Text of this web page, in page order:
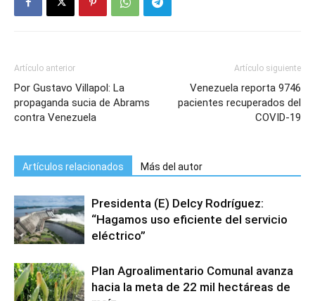
Artículo anterior
Por Gustavo Villapol: La
propaganda sucia de Abrams
contra Venezuela
Artículo siguiente
Venezuela reporta 9746
pacientes recuperados del
COVID-19
Artículos relacionados Más del autor
Presidenta (E) Delcy Rodríguez:
“Hagamos uso eficiente del servicio
eléctrico”
Plan Agroalimentario Comunal avanza
hacia la meta de 22 mil hectáreas de